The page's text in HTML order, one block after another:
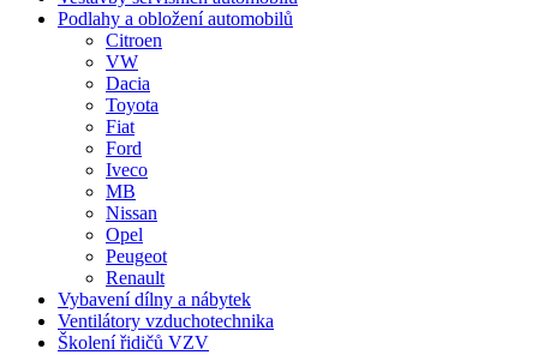
Podlahy a obložení automobilů
Citroen
VW
Dacia
Toyota
Fiat
Ford
Iveco
MB
Nissan
Opel
Peugeot
Renault
Vybavení dílny a nábytek
Ventilátory vzduchotechnika
Školení řidičů VZV